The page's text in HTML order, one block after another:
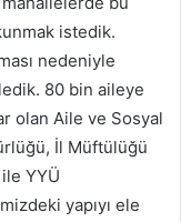
istedik.
nedeniyle
80 bin aileye
olan Aile ve Sosyal
İl Müftülüğü
YYÜ
yapıyı ele